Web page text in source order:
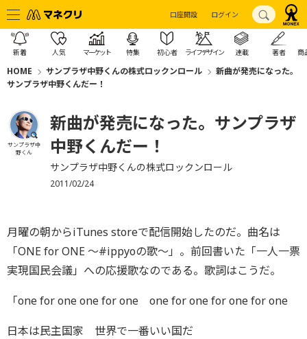
口座開設 ログイン
新着 人気 マーケット 特集 初心者 ライフデザイン 連載 著者 商
HOME サンプラザ中野くんの株式ロックンロール
新曲が発売になった。
サンプラザ中野くんだー！
サンプラザ中
野くん
新曲が発売になった。サンプラザ
中野くんだー！
サンプラザ中野くんの株式ロックンロール
2011/02/24
月曜の朝からiTunes storeで配信開始したのだ。曲名は
「ONE for ONE ～#ippyoの歌～」。前回書いた「一人一票
実現国民会議」への応援歌なのである。歌詞はこうだ。
「one for one one for one one for one for one for one
日本は民主国家 世界で一番いい国だ